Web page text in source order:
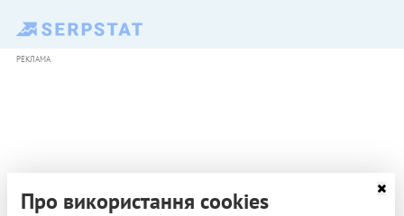
РЕКЛАМА
Про використання cookies